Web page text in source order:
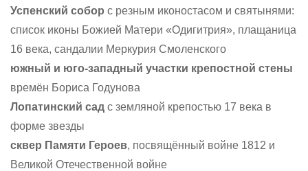
Успенский собор с резным иконостасом и святынями:
список иконы Божией Матери «Одигитрия», плащаница
16 века, сандалии Меркурия Смоленского
южный и юго-западный участки крепостной стены
времён Бориса Годунова
Лопатинский сад с земляной крепостью 17 века в
форме звезды
сквер Памяти Героев, посвящённый войне 1812 и
Великой Отечественной войне